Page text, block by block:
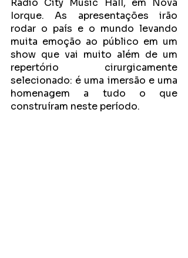
Radio City Music Hall, em Nova
Iorque. As apresentações irão
rodar o país e o mundo levando
muita emoção ao público em um
show que vai muito além de um
repertório cirurgicamente
selecionado: é uma imersão e uma
homenagem a tudo o que
construíram neste período.